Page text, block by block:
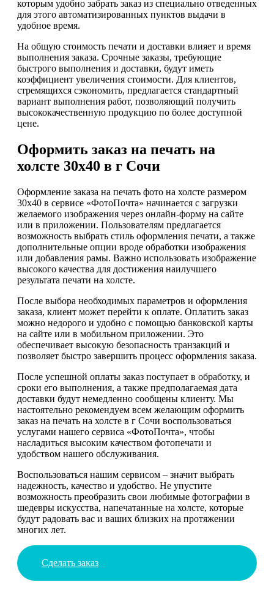
которым удобно забрать заказ из специально отведенных
для этого автоматизированных пунктов выдачи в
удобное время.
На общую стоимость печати и доставки влияет и время
выполнения заказа. Срочные заказы, требующие
быстрого выполнения и доставки, будут иметь
коэффициент увеличения стоимости. Для клиентов,
стремящихся сэкономить, предлагается стандартный
вариант выполнения работ, позволяющий получить
высококачественную продукцию по более доступной
цене.
Оформить заказ на печать на
холсте 30х40 в г Сочи
Оформление заказа на печать фото на холсте размером
30х40 в сервисе «ФотоПочта» начинается с загрузки
желаемого изображения через онлайн-форму на сайте
или в приложении. Пользователям предлагается
возможность выбрать стиль оформления печати, а также
дополнительные опции вроде обработки изображения
или добавления рамы. Важно использовать изображение
высокого качества для достижения наилучшего
результата печати на холсте.
После выбора необходимых параметров и оформления
заказа, клиент может перейти к оплате. Оплатить заказ
можно недорого и удобно с помощью банковской карты
на сайте или в мобильном приложении. Это
обеспечивает высокую безопасность транзакций и
позволяет быстро завершить процесс оформления заказа.
После успешной оплаты заказ поступает в обработку, и
сроки его выполнения, а также предполагаемая дата
доставки будут немедленно сообщены клиенту. Мы
настоятельно рекомендуем всем желающим оформить
заказ на печать на холсте в г Сочи воспользоваться
услугами нашего сервиса «ФотоПочта», чтобы
насладиться высоким качеством фотопечати и
удобством нашего обслуживания.
Воспользоваться нашим сервисом – значит выбрать
надежность, качество и удобство. Не упустите
возможность преобразить свои любимые фотографии в
шедевры искусства, напечатанные на холсте, которые
будут радовать вас и ваших близких на протяжении
многих лет.
Сделать заказ